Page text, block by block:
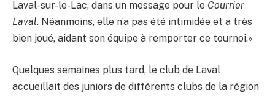
Laval-sur-le-Lac, dans un message pour le Courrier
Laval. Néanmoins, elle n’a pas été intimidée et a très
bien joué, aidant son équipe à remporter ce tournoi.»
Quelques semaines plus tard, le club de Laval
accueillait des juniors de différents clubs de la région